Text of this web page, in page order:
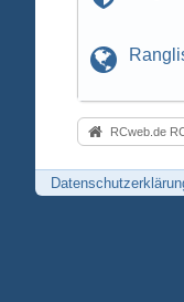
RCweb.de